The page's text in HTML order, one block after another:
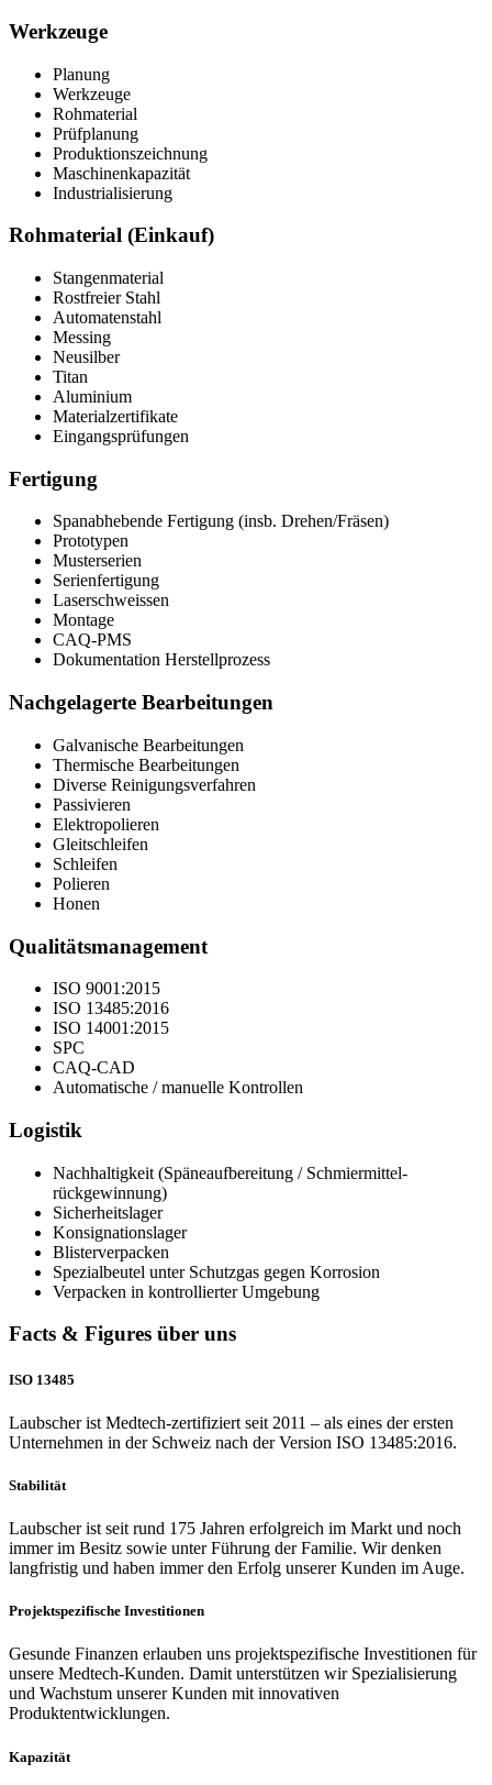
Werkzeuge
Planung
Werkzeuge
Rohmaterial
Prüfplanung
Produktionszeichnung
Maschinenkapazität
Industrialisierung
Rohmaterial (Einkauf)
Stangenmaterial
Rostfreier Stahl
Automatenstahl
Messing
Neusilber
Titan
Aluminium
Materialzertifikate
Eingangsprüfungen
Fertigung
Spanabhebende Fertigung (insb. Drehen/Fräsen)
Prototypen
Musterserien
Serienfertigung
Laserschweissen
Montage
CAQ-PMS
Dokumentation Herstellprozess
Nachgelagerte Bearbeitungen
Galvanische Bearbeitungen
Thermische Bearbeitungen
Diverse Reinigungsverfahren
Passivieren
Elektropolieren
Gleitschleifen
Schleifen
Polieren
Honen
Qualitäts­management
ISO 9001:2015
ISO 13485:2016
ISO 14001:2015
SPC
CAQ-CAD
Automatische / manuelle Kontrollen
Logistik
Nachhaltigkeit (Späneaufbereitung / Schmiermittel­
rückgewinnung)
Sicherheitslager
Konsignationslager
Blisterverpacken
Spezialbeutel unter Schutzgas gegen Korrosion
Verpacken in kontrollierter Umgebung
Facts & Figures über uns
ISO 13485
Laubscher ist Medtech-zertifiziert seit 2011 – als eines der ersten
Unternehmen in der Schweiz nach der Version ISO 13485:2016.
Stabilität
Laubscher ist seit rund 175 Jahren erfolgreich im Markt und noch
immer im Besitz sowie unter Führung der Familie. Wir denken
langfristig und haben immer den Erfolg unserer Kunden im Auge.
Projektspezifische Investitionen
Gesunde Finanzen erlauben uns projektspezifische Investitionen für
unsere Medtech-Kunden. Damit unterstützen wir Spezialisierung
und Wachstum unserer Kunden mit innovativen
Produktentwicklungen.
Kapazität